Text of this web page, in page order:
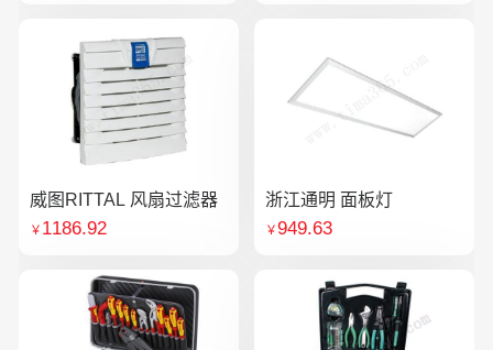
威图RITTAL 风扇过滤器
￥ 1186.92
浙江通明 面板灯
￥949.63